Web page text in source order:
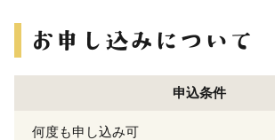
申込条件
何度も申し込み可